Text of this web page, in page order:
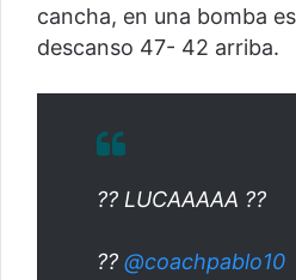
cancha, en una bomba
descanso 47- 42 arriba.
?? LUCAAAAA ??
?? @coachpablo10